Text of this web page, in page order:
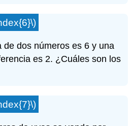
de dos números es 6 y una
es 2. ¿Cuáles son los